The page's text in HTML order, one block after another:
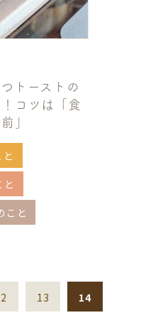
トーストの
コツは「食
」
と
こと
13 14